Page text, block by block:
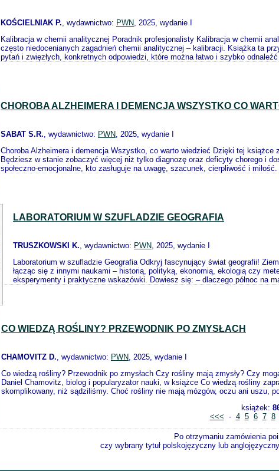
KOŚCIELNIAK P., wydawnictwo: PWN, 2025, wydanie I
Kalibracja w chemii analitycznej Poradnik profesjonalisty Kalibracja w chemii
często niedocenianych zagadnień chemii analitycznej – kalibracji. Książka ta
pytań i zwięzłych, konkretnych odpowiedzi, które można łatwo i szybko
CHOROBA ALZHEIMERA I DEMENCJA WSZYSTKO CO
SABAT S.R., wydawnictwo: PWN, 2025, wydanie I
Choroba Alzheimera i demencja Wszystko, co warto wiedzieć Dzięki tej
Będziesz w stanie zobaczyć więcej niż tylko diagnozę oraz deficyty chorego i
społeczno-emocjonalne, kto zasługuje na uwagę, szacunek, cierpliwość i
LABORATORIUM W SZUFLADZIE GEOGRAFIA
TRUSZKOWSKI K., wydawnictwo: PWN, 2025, wydanie I
Laboratorium w szufladzie Geografia Odkryj fascynujący świat geografii!
łącząc się z innymi naukami – historią, polityką, ekonomią, ekologią czy
eksperymenty i praktyczne wskazówki. Dowiesz się: – dlaczego północ na
CO WIEDZĄ ROŚLINY? PRZEWODNIK PO ZMYSŁACH
CHAMOVITZ D., wydawnictwo: PWN, 2025, wydanie I
Co wiedzą rośliny? Przewodnik po zmysłach Czy rośliny mają zmysły? Czy
Daniel Chamovitz, biolog i popularyzator nauki, w książce Co wiedzą rośliny
skomplikowany, niż sądziliśmy. Choć rośliny nie mają mózgów, oczu ani uszu,
książek:
<<< - 4 5 6 7 8
Po otrzymaniu zamówienia
czy wybrany tytuł polskojęzyczny lub